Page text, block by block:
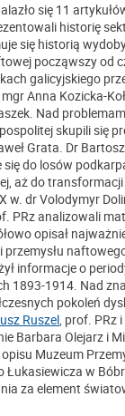
się 11
historię
się historią
począwszy od
galicyjskiego
Anna Kozicka-
Nad
skupili się
Grata. Dr
do losów
aż do
w. dr Volodymyr
PRz analizowali
opisał
informacje o
1893-1914. Nad
pokoleń
Ruszel, prof. PRz
Barbara Olejarz i
Muzeum
Łukasiewicza w
za element